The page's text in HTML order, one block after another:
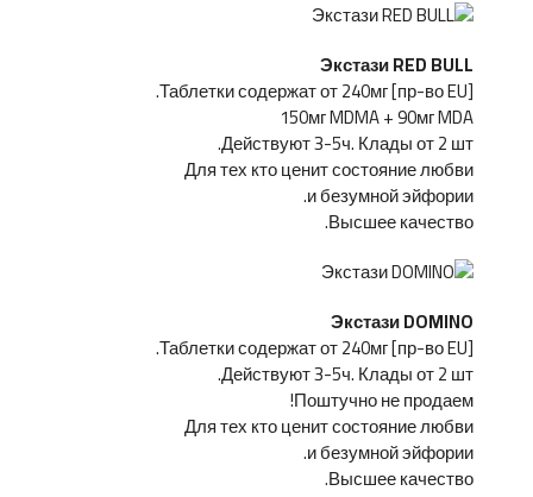
Экстази RED BULL
[пр-во EU] Таблетки содержат от 240мг.
150мг MDMA + 90мг MDA
Действуют 3-5ч. Клады от 2 шт.
Для тех кто ценит состояние любви
и безумной эйфории.
Высшее качество.
Экстази DOMINO
[пр-во EU] Таблетки содержат от 240мг.
Действуют 3-5ч. Клады от 2 шт.
Поштучно не продаем!
Для тех кто ценит состояние любви
и безумной эйфории.
Высшее качество.